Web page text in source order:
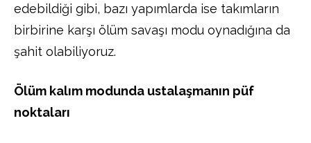
edebildiği gibi, bazı yapımlarda ise takımların
birbirine karşı ölüm savaşı modu oynadığına da
şahit olabiliyoruz.
Ölüm kalım modunda ustalaşmanın püf
noktaları